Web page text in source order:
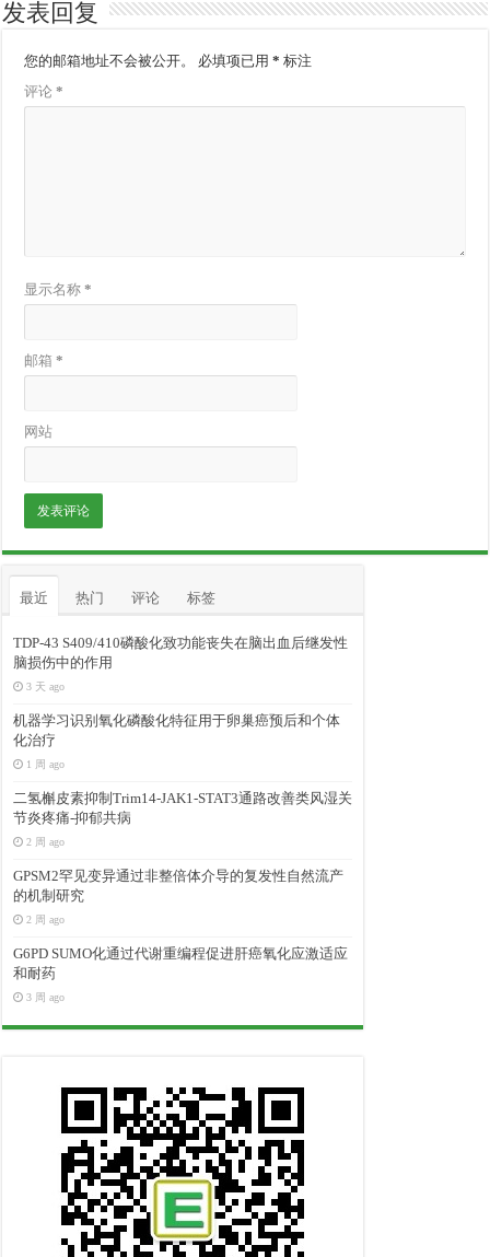
发表回复
您的邮箱地址不会被公开。 必填项已用* 标注
评论*
显示名称*
邮箱*
网站
最近 热门 评论 标签
TDP-43 S409/410磷酸化致功能丧失在脑出血后继发性
脑损伤中的作用
3 天 ago
机器学习识别氧化磷酸化特征用于卵巢癌预后和个体
化治疗
1 周 ago
二氢槲皮素抑制Trim14-JAK1-STAT3通路改善类风湿关
节炎疼痛-抑郁共病
2 周 ago
GPSM2罕见变异通过非整倍体介导的复发性自然流产
的机制研究
2 周 ago
G6PD SUMO化通过代谢重编程促进肝癌氧化应激适应
和耐药
3 周 ago